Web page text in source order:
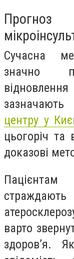
Прогноз
Сучасна
значно
центру у
цьогоріч та
доказові
Пацієнтам
варто
здоров’я.